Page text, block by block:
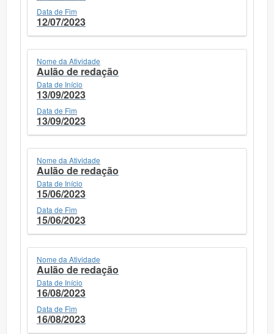
Data de Fim
12/07/2023
Nome da Atividade
Aulão de redação
Data de Início
13/09/2023
Data de Fim
13/09/2023
Nome da Atividade
Aulão de redação
Data de Início
15/06/2023
Data de Fim
15/06/2023
Nome da Atividade
Aulão de redação
Data de Início
16/08/2023
Data de Fim
16/08/2023